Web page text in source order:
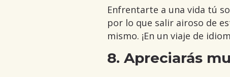
Enfrentarte a una vida tú
por lo que salir airoso de
mismo. ¡En un viaje de
8. Apreciarás